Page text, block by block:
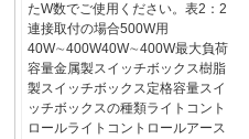
たW数でご使用ください。表2：2
連接取付の場合500W用
40W∼400W40W∼400W最大負荷
容量金属製スイッチボックス樹脂
製スイッチボックス定格容量スイ
ッチボックスの種類ライトコント
ロールライトコントロールアース